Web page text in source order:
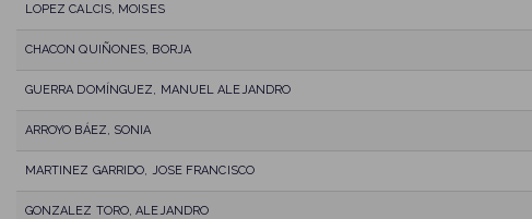
LOPEZ CALCIS, MOISES
CHACON QUIÑONES, BORJA
GUERRA DOMÍNGUEZ, MANUEL ALEJANDRO
ARROYO BÁEZ, SONIA
MARTINEZ GARRIDO, JOSE FRANCISCO
GONZALEZ TORO, ALEJANDRO